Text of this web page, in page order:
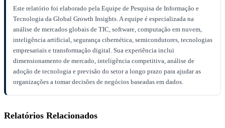
Este relatório foi elaborado pela Equipe de Pesquisa de Informação e
Tecnologia da Global Growth Insights. A equipe é especializada na
análise de mercados globais de TIC, software, computação em nuvem,
inteligência artificial, segurança cibernética, semicondutores, tecnologias
empresariais e transformação digital. Sua experiência inclui
dimensionamento de mercado, inteligência competitiva, análise de
adoção de tecnologia e previsão do setor a longo prazo para ajudar as
organizações a tomar decisões de negócios baseadas em dados.
Relatórios Relacionados